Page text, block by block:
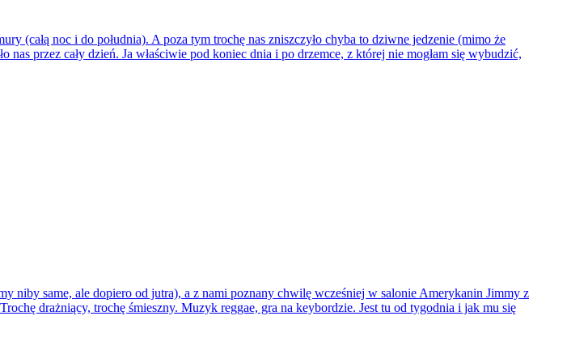
noc i do południa). A poza tym trochę nas zniszczyło chyba to dziwne jedzenie (mimo że
przez cały dzień. Ja właściwie pod koniec dnia i po drzemce, z której nie mogłam się wybudzić,
niby same, ale dopiero od jutra), a z nami poznany chwilę wcześniej w salonie Amerykanin Jimmy z
drażniący, trochę śmieszny. Muzyk reggae, gra na keybordzie. Jest tu od tygodnia i jak mu się